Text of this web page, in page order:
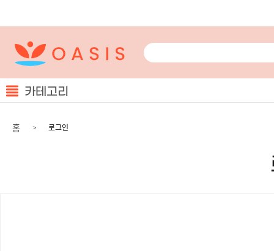
카테고리
홈 로그인